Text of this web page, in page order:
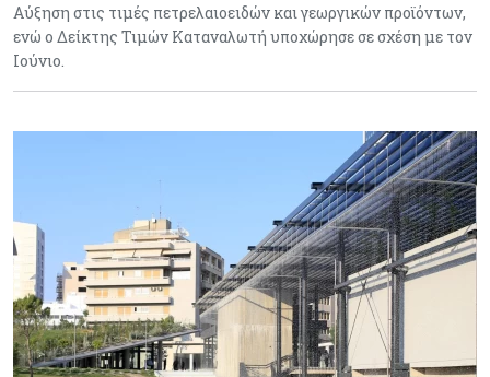
Αύξηση στις τιμές πετρελαιοειδών και γεωργικών προϊόντων,
ενώ ο Δείκτης Τιμών Καταναλωτή υποχώρησε σε σχέση με τον
Ιούνιο.